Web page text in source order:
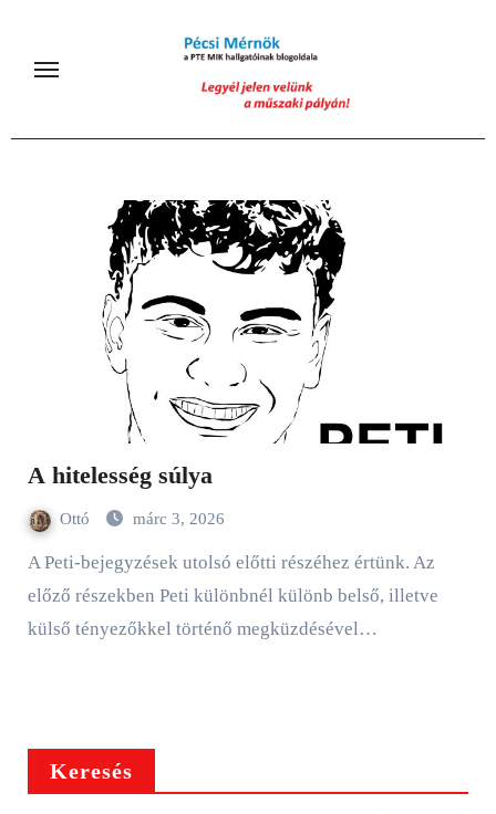
content
A hitelesség súlya
Ottó márc 3, 2026
A Peti-bejegyzések utolsó előtti részéhez értünk. Az
előző részekben Peti különbnél különb belső, illetve
külső tényezőkkel történő megküzdésével…
Keresés